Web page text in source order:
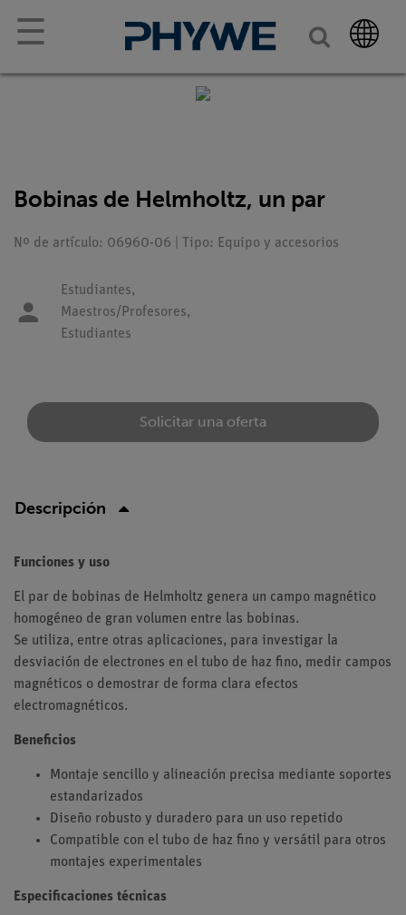
☰
Bobinas de Helmholtz, un par
Nº de artículo: 06960-06 | Tipo: Equipo y accesorios
Estudiantes,
Maestros/Profesores,
Estudiantes
Solicitar una oferta
Descripción
Funciones y uso
El par de bobinas de Helmholtz genera un campo magnético
homogéneo de gran volumen entre las bobinas.
Se utiliza, entre otras aplicaciones, para investigar la
desviación de electrones en el tubo de haz fino, medir campos
magnéticos o demostrar de forma clara efectos
electromagnéticos.
Beneficios
Montaje sencillo y alineación precisa mediante soportes
estandarizados
Diseño robusto y duradero para un uso repetido
Compatible con el tubo de haz fino y versátil para otros
montajes experimentales
Especificaciones técnicas